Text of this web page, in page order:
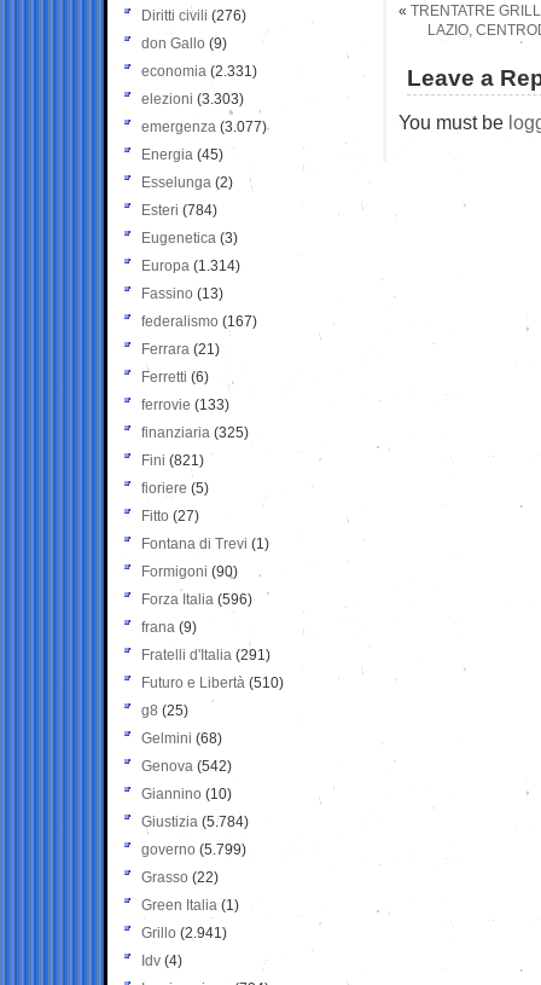
« TRENTATRE
LAZIO,
Leave a
You must be
Diritti civili (276)
don Gallo (9)
economia (2.331)
elezioni (3.303)
emergenza (3.077)
Energia (45)
Esselunga (2)
Esteri (784)
Eugenetica (3)
Europa (1.314)
Fassino (13)
federalismo (167)
Ferrara (21)
Ferretti (6)
ferrovie (133)
finanziaria (325)
Fini (821)
fioriere (5)
Fitto (27)
Fontana di Trevi (1)
Formigoni (90)
Forza Italia (596)
frana (9)
Fratelli d'Italia (291)
Futuro e Libertà (510)
g8 (25)
Gelmini (68)
Genova (542)
Giannino (10)
Giustizia (5.784)
governo (5.799)
Grasso (22)
Green Italia (1)
Grillo (2.941)
Idv (4)